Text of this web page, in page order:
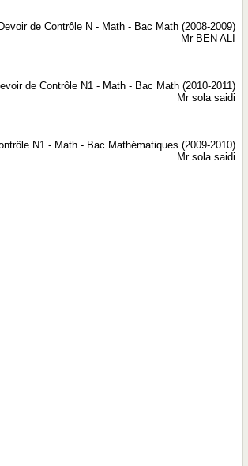
Devoir de Contrôle N - Math - Bac Math (2008-2009)
Mr BEN ALI
de Contrôle N1 - Math - Bac Math (2010-2011)
Mr sola saidi
N1 - Math - Bac Mathématiques (2009-2010)
Mr sola saidi